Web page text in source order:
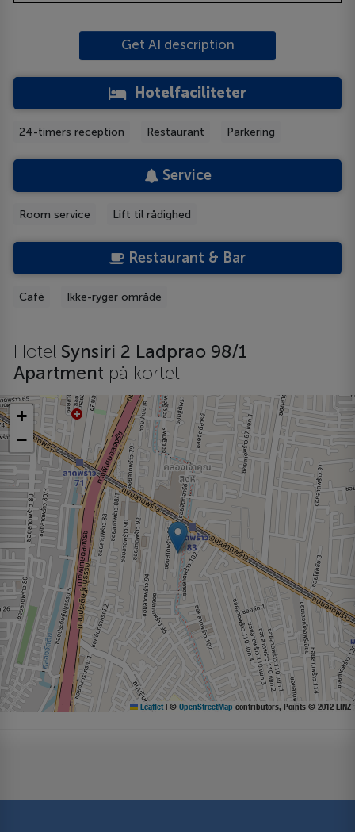
Get AI description
Hotelfaciliteter
24-timers reception Restaurant Parkering
Service
Room service Lift til rådighed
Restaurant & Bar
Café Ikke-ryger område
Hotel Synsiri 2 Ladprao 98/1
Apartment på kortet
+
−
Leaflet | © OpenStreetMap contributors, Points © 2012 LINZ